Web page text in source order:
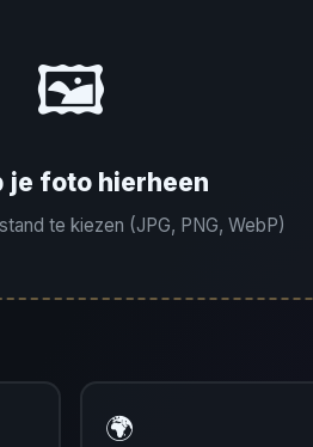
🖼️
je foto hierheen
te kiezen (JPG, PNG, WebP)
🌍